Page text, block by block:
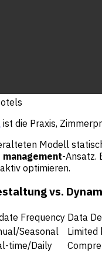
ist die Praxis,
Modell
-Ansatz.
optimieren.
vs.
Frequency Data
Seasonal Limited
time/Daily